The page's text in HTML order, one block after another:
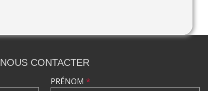
NOUS CONTACTER
PRÉNOM *